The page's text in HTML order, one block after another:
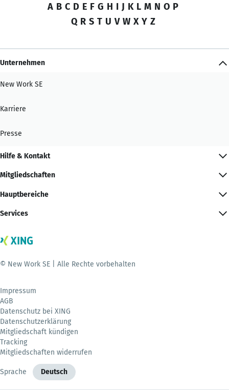
A B C D E F G H I J K L M N O P
Q R S T U V W X Y Z
Unternehmen
New Work SE
Karriere
Presse
Hilfe & Kontakt
Mitgliedschaften
Hauptbereiche
Services
© New Work SE | Alle Rechte vorbehalten
Impressum
AGB
Datenschutz bei XING
Datenschutzerklärung
Mitgliedschaft kündigen
Tracking
Mitgliedschaften widerrufen
Sprache Deutsch